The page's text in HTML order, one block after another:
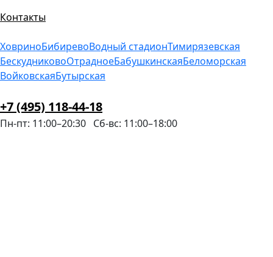
Контакты
ХовриноБибиревоВодный стадионТимирязевская
БескудниковоОтрадноеБабушкинскаяБеломорская
ВойковскаяБутырская
+7 (495) 118-44-18
Пн-пт: 11:00–20:30 Сб-вс: 11:00–18:00